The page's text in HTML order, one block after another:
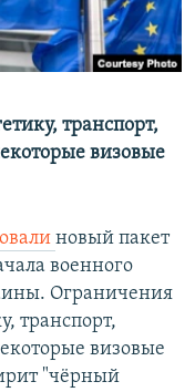
транспорт,
визовые
новый пакет
военного
Ограничения
транспорт,
визовые
"чёрный